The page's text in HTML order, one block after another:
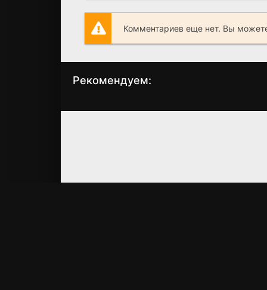
Комментариев еще нет. Вы
Рекомендуем:
Тор Храброе сердце